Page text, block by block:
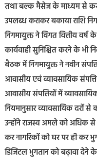
तथा बल्क मैसेज के माध्यम से
उपलब्ध कराकर बकाया राशि
निगमायुक्त ने विगत वित्तीय
कार्यवाही सुनिश्चित करने के भी
बैठक में निगमायुक्त ने नवीन
आवासीय एवं व्यावसायिक
आवासीय संपत्तियों में
नियमानुसार व्यावसायिक दरों से
उन्होंने राजस्व अमले को अधिक
कर नागरिकों को घर पर ही कर
डिजिटल भुगतान को बढ़ावा देने